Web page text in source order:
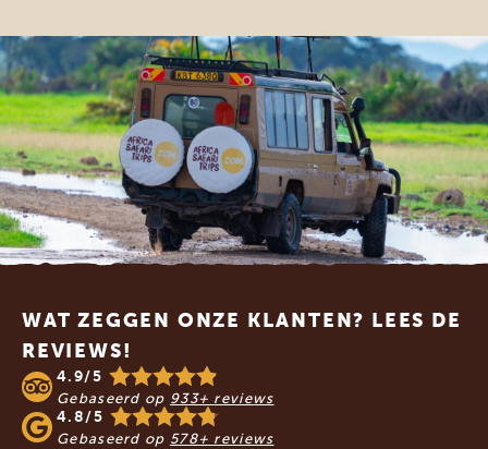
WAT ZEGGEN ONZE KLANTEN? LEES DE
REVIEWS!
4.9/5
Gebaseerd op 933+ reviews
4.8/5
Gebaseerd op 578+ reviews